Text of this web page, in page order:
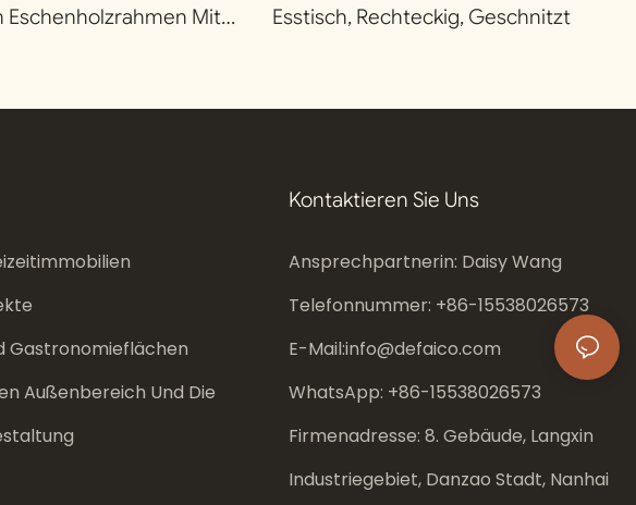
Eschenholzrahmen Mit
Esstisch, Rechteckig, Geschnitzt
Gastronomieflächen
Außenbereich Und Die
Kontaktieren Sie Uns
Ansprechpartnerin: Daisy Wang
Telefonnummer: +86-15538026573
E-Mail:info@defaico.com
WhatsApp: +86-15538026573
Firmenadresse: 8. Gebäude, Langxin
Industriegebiet, Danzao Stadt, Nanhai